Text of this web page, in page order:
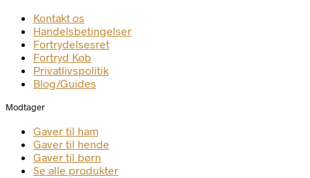
Kontakt os
Handelsbetingelser
Fortrydelsesret
Fortryd Køb
Privatlivspolitik
Blog/Guides
Modtager
Gaver til ham
Gaver til hende
Gaver til børn
Se alle produkter